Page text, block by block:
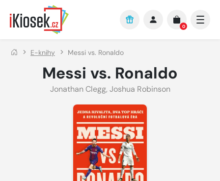
Přejít na hlavní obsah
0
E-knihy Messi vs. Ronaldo
Messi vs. Ronaldo
Jonathan Clegg, Joshua Robinson